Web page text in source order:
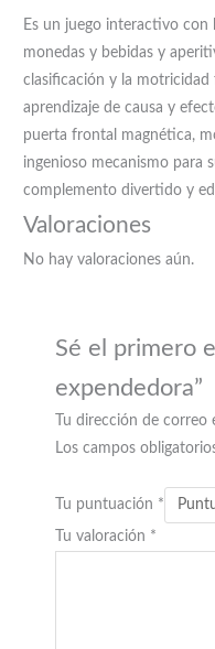
Es un juego interactivo con
monedas y bebidas y
clasificación y la motricidad
aprendizaje de causa y
puerta frontal magnética,
ingenioso mecanismo para
complemento divertido y
Valoraciones
No hay valoraciones aún.
Sé el primero
expendedora”
Tu dirección de
Los campos
Tu puntuación *
Tu valoración *